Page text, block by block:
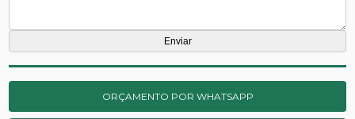
ORÇAMENTO POR WHATSAPP